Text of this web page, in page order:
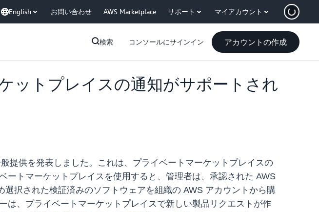
English お問い合わせ AWS Marketplace サポート マイアカウント
検索 コンソールにサインイン アカウントの作成
ットプレイスの通知がサポートされ
提供を発表しました。これは、プライベートマーケットプレイスの
トマーケットプレイスを使用すると、管理者は、承認された AWS
択された検証済みのソフトウェアを組織の AWS アカウントから購
は、プライベートマーケットプレイスで新しい製品リクエストが作